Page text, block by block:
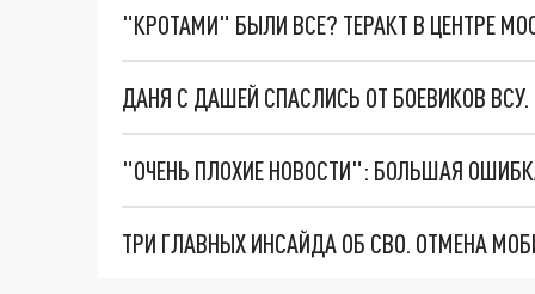
"КРОТАМИ" БЫЛИ ВСЕ? ТЕРАКТ В ЦЕНТРЕ
ДАНЯ С ДАШЕЙ СПАСЛИСЬ ОТ БОЕВИКОВ